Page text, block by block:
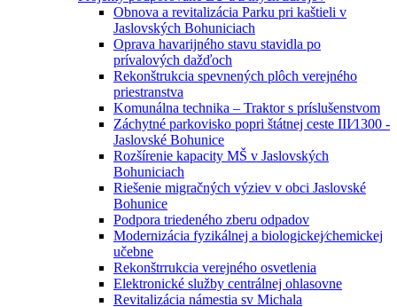
Obnova a revitalizácia Parku pri kaštieli v
Jaslovských Bohuniciach
Oprava havarijného stavu stavidla po
prívalových dažďoch
Rekonštrukcia spevnených plôch verejného
priestranstva
Komunálna technika – Traktor s príslušenstvom
Záchytné parkovisko popri štátnej ceste III⁄1300 -
Jaslovské Bohunice
Rozšírenie kapacity MŠ v Jaslovských
Bohuniciach
Riešenie migračných výziev v obci Jaslovské
Bohunice
Podpora triedeného zberu odpadov
Modernizácia fyzikálnej a biologickej⁄chemickej
učebne
Rekonštrrukcia verejného osvetlenia
Elektronické služby centrálnej ohlasovne
Revitalizácia námestia sv Michala